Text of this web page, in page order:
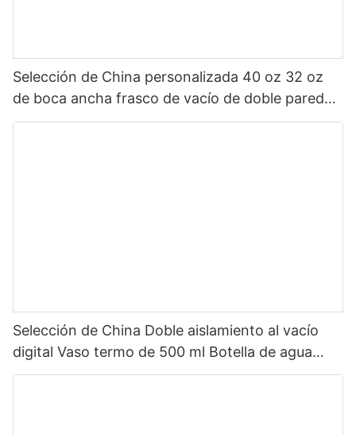
Selección de China personalizada 40 oz 32 oz
de boca ancha frasco de vacío de doble pared
botella de agua deportiva aislada de acero
Selección de China Doble aislamiento al vacío
digital Vaso termo de 500 ml Botella de agua
inteligente de acero inoxidable con pantalla LED